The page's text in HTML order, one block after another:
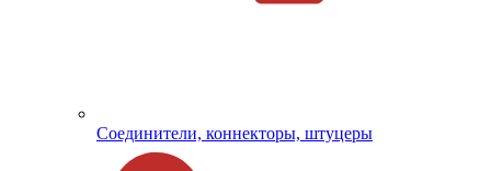
Соединители, коннекторы, штуцеры